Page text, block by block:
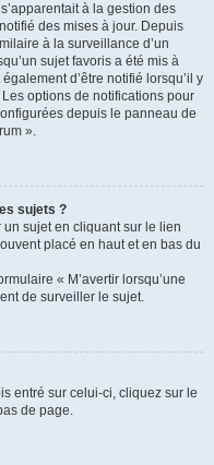
à la gestion des
des mises à jour. Depuis
à la surveillance d’un
sujet favoris a été mis à
d’être notifié lorsqu’il y
options de notifications pour
depuis le panneau de
».
sujets ?
sujet en cliquant sur le lien
placé en haut et en bas du
« M’avertir lorsqu’une
de surveiller le sujet.
entré sur celui-ci, cliquez sur le
de page.